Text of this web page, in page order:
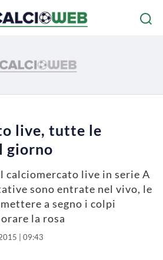
live, tutte le
giorno
calciomercato live in serie A
sono entrate nel vivo, le
a segno i colpi
la rosa
| 09:43